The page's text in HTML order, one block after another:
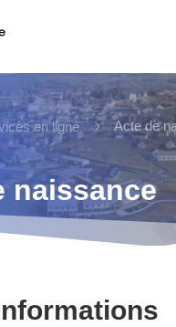
en ligne 5 Acte de
naissance